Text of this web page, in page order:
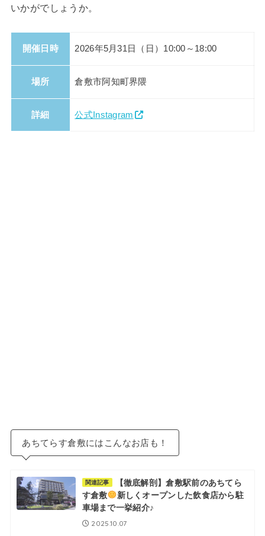
いかがでしょうか。
開催日時 2026年5月31日（日）10:00～18:00
場所 倉敷市阿知町界隈
詳細 公式Instagram
あちてらす倉敷にはこんなお店も！
関連記事
【徹底解剖】倉敷駅前のあちてら
す倉敷
新しくオープンした飲食店から駐
車場まで一挙紹介♪
2025.10.07